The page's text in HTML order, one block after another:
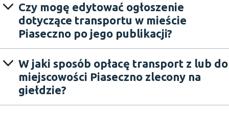
Czy mogę edytować ogłoszenie
dotyczące transportu w mieście
Piaseczno po jego publikacji?
W jaki sposób opłacę transport z lub do
miejscowości Piaseczno zlecony na
giełdzie?